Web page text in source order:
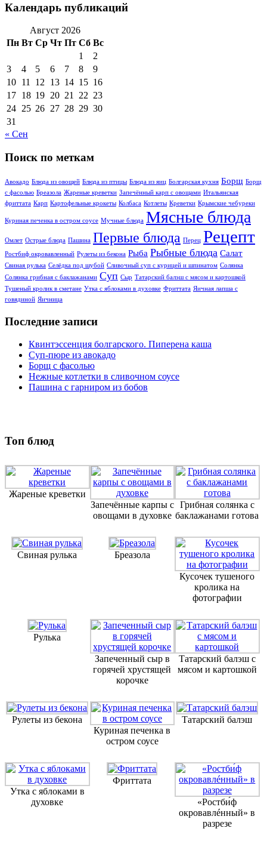
Календарь публикаций
Август 2026
Пн Вт Ср Чт Пт Сб Вс
1
2
3
4 5 6 7 8
9
10 11 12 13 14 15 16
17 18 19 20 21 22 23
24 25 26 27 28 29 30
31
« Сен
Поиск по меткам
Авокадо Блюда из овощей Блюда из птицы Блюда из яиц Болгарская кухня Борщ Борщ
с фасолью Бреазола Жареные креветки Запечённый карп с овощами Итальянская
фриттата Карп Картофельные крокеты Колбаса Котлеты Креветки Крымские чебуреки
Куриная печенка в остром соусе Мучные блюда Мясные блюда
Омлет Острые блюда Пашина Первые блюда Перец Рецепт
Ростбиф окровавлeнный Рулеты из бекона Рыба Рыбные блюда Салат
Свиная рулька Селёдка под шубой Сливочный суп с курицей и шпинатом Солянка
Солянка грибная с баклажанами Суп Сыр Татарский балэш с мясом и картошкой
Тушеный кролик в сметане Утка с яблоками в духовке Фриттата Яичная лапша с
говядиной Яичница
Последние записи
Квинтэссенция болгарского. Пиперена каша
Суп-пюре из авокадо
Борщ с фасолью
Нежные котлетки в сливочном соусе
Пашина с гарниром из бобов
Топ блюд
Жареные креветки
Запечённые карпы с
овощами в духовке
Грибная солянка с
баклажанами готова
Свиная рулька Бреазола
Кусочек тушеного
кролика на
фотографии
Рулька
Запеченный сыр в
горячей хрустящей
корочке
Татарский балэш с
мясом и картошкой
Рулеты из бекона
Куриная печенка в
остром соусе
Татарский балэш
Утка с яблоками в
духовке
Фриттата
«Ростби́ф
окровавлéнный» в
разрезе